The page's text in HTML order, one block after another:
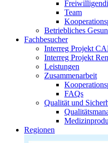
Team
Betriebliches
Fachbesucher
Interreg Projekt
Interreg Projekt
Leistungen
Zusammenarbeit
FAQs
Qualität und
Regionen